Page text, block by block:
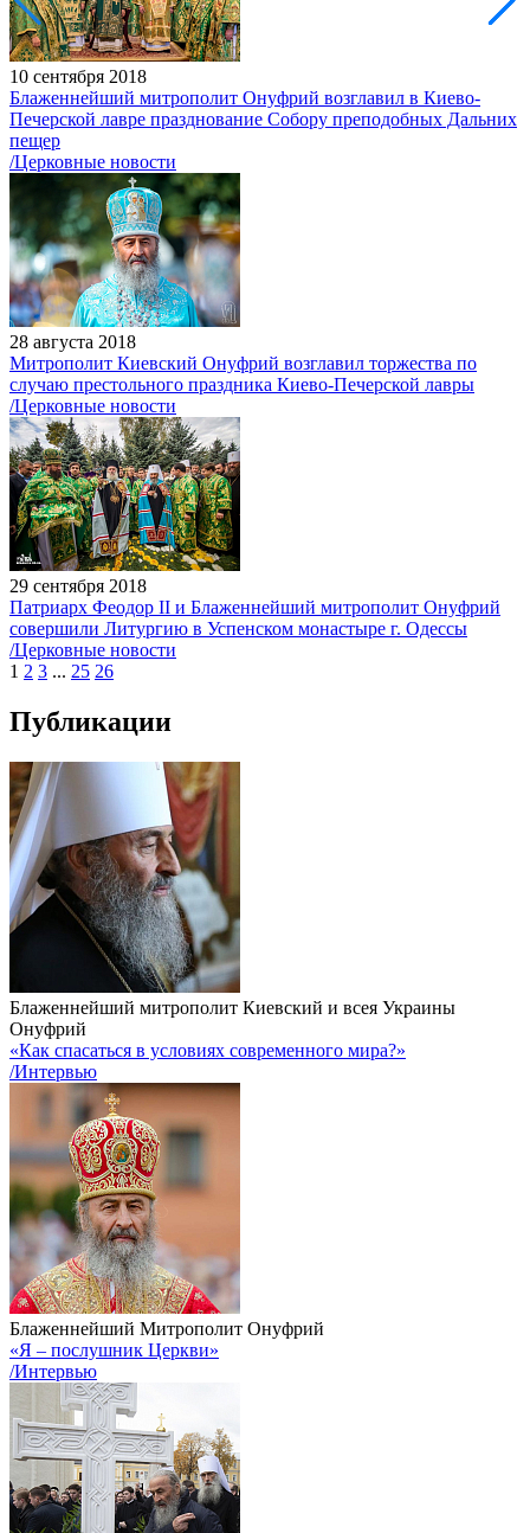
10 сентября 2018
Блаженнейший митрополит Онуфрий возглавил в Киево-
Печерской лавре празднование Собору преподобных Дальних
пещер
/Церковные новости
28 августа 2018
Митрополит Киевский Онуфрий возглавил торжества по
случаю престольного праздника Киево-Печерской лавры
/Церковные новости
29 сентября 2018
Патриарх Феодор II и Блаженнейший митрополит Онуфрий
совершили Литургию в Успенском монастыре г. Одессы
/Церковные новости
1 2 3 ... 25 26
Публикации
Блаженнейший митрополит Киевский и всея Украины
Онуфрий
«Как спасаться в условиях современного мира?»
/Интервью
Блаженнейший Митрополит Онуфрий
«Я – послушник Церкви»
/Интервью